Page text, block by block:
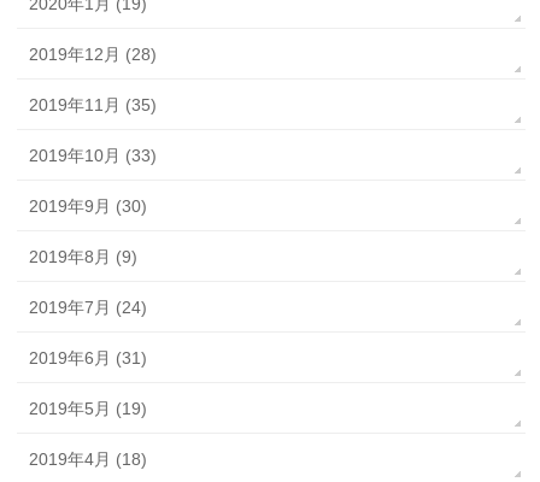
2019年12月 (28)
2019年11月 (35)
2019年10月 (33)
2019年9月 (30)
2019年8月 (9)
2019年7月 (24)
2019年6月 (31)
2019年5月 (19)
2019年4月 (18)